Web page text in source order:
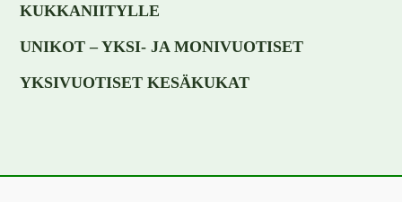
KUKKANIITYLLE
UNIKOT – YKSI- JA MONIVUOTISET
YKSIVUOTISET KESÄKUKAT